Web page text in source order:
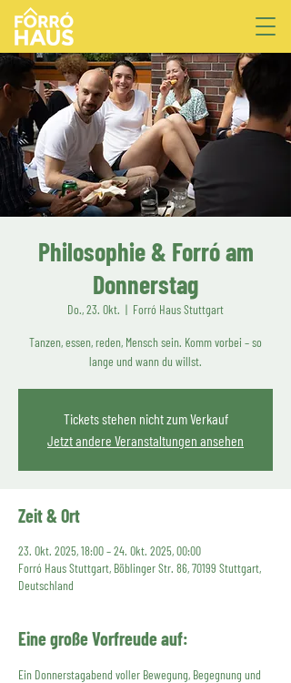
Philosophie & Forró am
Donnerstag
Do., 23. Okt.
  |
Forró Haus Stuttgart
Tanzen, essen, reden, Mensch sein. Komm vorbei – so
lange und wann du willst.
Tickets stehen nicht zum Verkauf
Jetzt andere Veranstaltungen ansehen
Zeit & Ort
23. Okt. 2025, 18:00 – 24. Okt. 2025, 00:00
Forró Haus Stuttgart, Böblinger Str. 86, 70199 Stuttgart,
Deutschland
Eine große Vorfreude auf:
Ein Donnerstagabend voller Bewegung, Begegnung und